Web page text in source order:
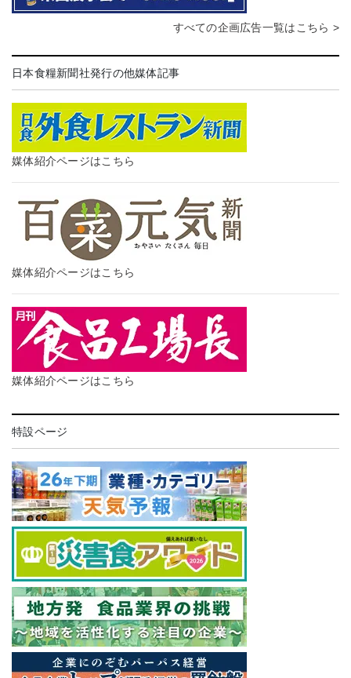
すべての企画広告一覧はこちら >
日本食糧新聞社発行の他媒体記事
媒体紹介ページはこちら
媒体紹介ページはこちら
媒体紹介ページはこちら
特設ページ